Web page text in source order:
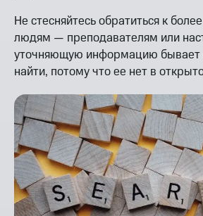
Не стесняйтесь обратиться к
людям — преподавателям или
уточняющую информацию бывает
найти, потому что ее нет в